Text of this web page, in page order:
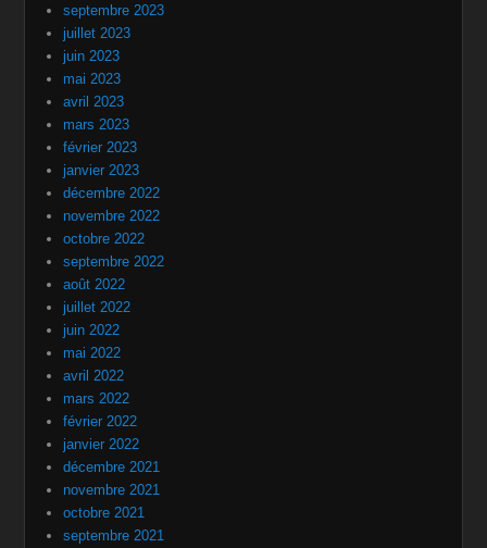
septembre 2023
juillet 2023
juin 2023
mai 2023
avril 2023
mars 2023
février 2023
janvier 2023
décembre 2022
novembre 2022
octobre 2022
septembre 2022
août 2022
juillet 2022
juin 2022
mai 2022
avril 2022
mars 2022
février 2022
janvier 2022
décembre 2021
novembre 2021
octobre 2021
septembre 2021